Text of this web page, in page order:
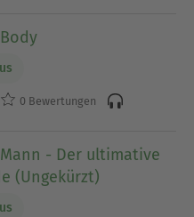
0 Bewertungen
- Der ultimative
(Ungekürzt)